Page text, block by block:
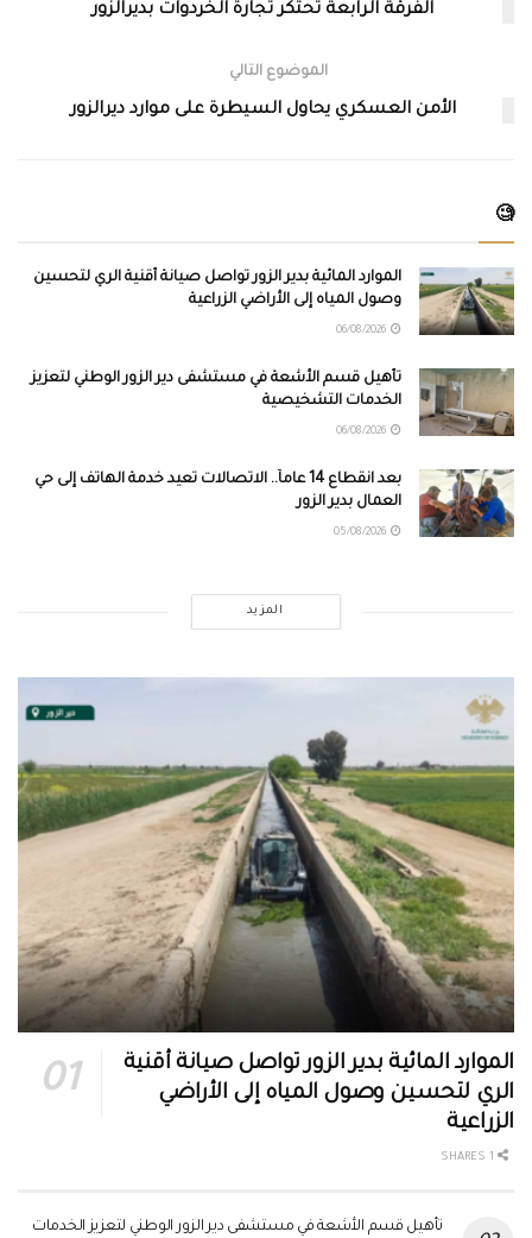
الفرقة الرابعة تحتكر تجارة الخردوات بديرالزور
الموضوع التالي
الأمن العسكري يحاول السيطرة على موارد ديرالزور
🧐
الموارد المائية بدير الزور تواصل صيانة أقنية الري لتحسين
وصول المياه إلى الأراضي الزراعية
تأهيل قسم الأشعة في مستشفى دير الزور الوطني لتعزيز
الخدمات التشخيصية
بعد انقطاع 14 عاماً.. الاتصالات تعيد خدمة الهاتف إلى حي
العمال بدير الزور
المزيد
الموارد المائية بدير الزور تواصل صيانة أقنية
الري لتحسين وصول المياه إلى الأراضي
الزراعية
تأهيل قسم الأشعة في مستشفى دير الزور الوطني لتعزيز الخدمات